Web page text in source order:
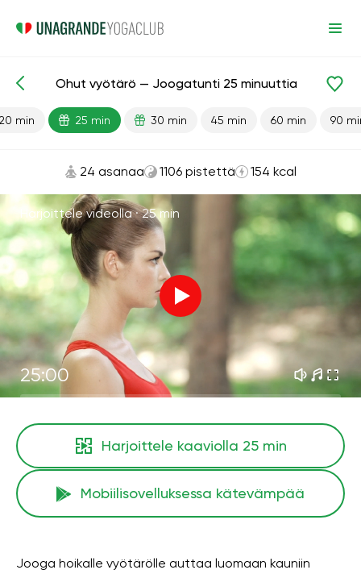
Valmiit oppitunnit Vyötärö Painonpudotus
Ohut vyötärö — Joogatunti 25 minuuttia
min 25 min 30 min 45 min 60 min 90
24 asanaa 1106 pistettä 154 kcal
Harjoittele videolla ·25 min
25:00
Harjoittele kaaviolla 25 min
Mobiilisovelluksessa kätevämpää
Jooga hoikalle vyötärölle auttaa luomaan kauniin